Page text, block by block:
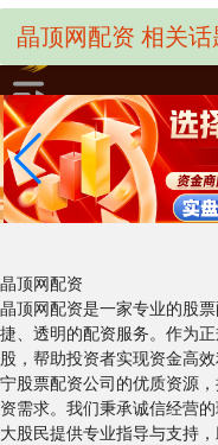
晶顶网配资
晶顶网配资是一家专业的股
捷、透明的配资服务。作为
股，帮助投资者实现资金高
宁股票配资公司的优质资源
资需求。我们秉承诚信经营
大股民提供专业指导与支持
晶顶网配资 相关话